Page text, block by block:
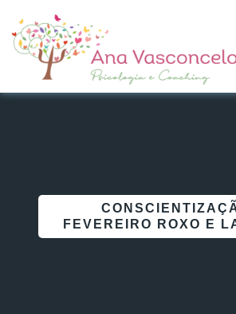
para
conteúdo
FEVEREIRO ROXO E